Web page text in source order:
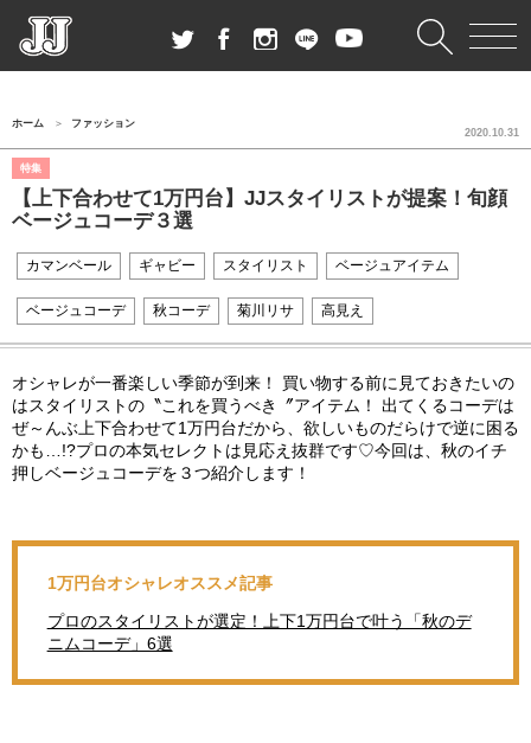
ホーム ファッション
特集
【上下合わせて1万円台】JJスタイリストが提案！旬顔
ベージュコーデ３選
2020.10.31
カマンベール ギャビー スタイリスト ベージュアイテム
ベージュコーデ 秋コーデ 菊川リサ 高見え
オシャレが一番楽しい季節が到来！ 買い物する前に見ておきたいの
はスタイリストの〝これを買うべき〞アイテム！ 出てくるコーデは
ぜ～んぶ上下合わせて1 万円台だから、欲しいものだらけで逆に困る
かも… !?プロの本気セレクトは見応え抜群です♡今回は、秋のイチ
押しベージュコーデを３つ紹介します！
1万円台オシャレオススメ記事
プロのスタイリストが選定！上下1万円台で叶う「秋のデ
ニムコーデ」6選